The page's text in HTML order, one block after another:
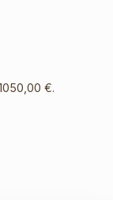
€.